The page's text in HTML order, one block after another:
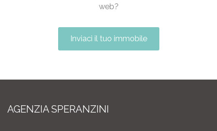
web?
Inviaci il tuo immobile
AGENZIA SPERANZINI